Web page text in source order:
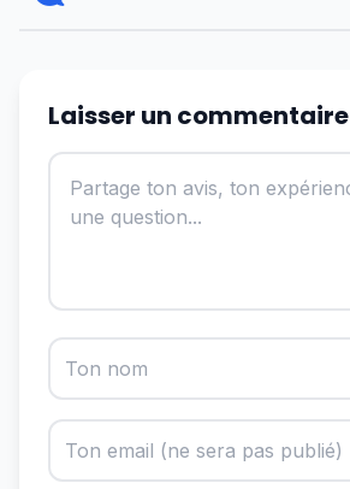
Laisser un commentaire